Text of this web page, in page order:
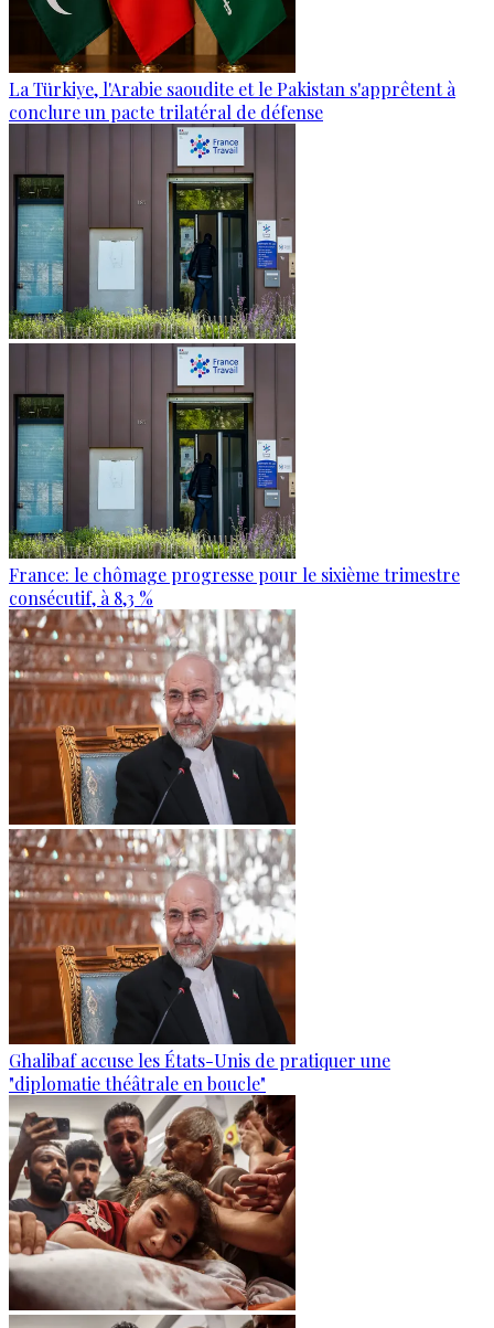
La Türkiye, l'Arabie saoudite et le Pakistan s'apprêtent à
conclure un pacte trilatéral de défense
France: le chômage progresse pour le sixième trimestre
consécutif, à 8,3 %
Ghalibaf accuse les États-Unis de pratiquer une
"diplomatie théâtrale en boucle"